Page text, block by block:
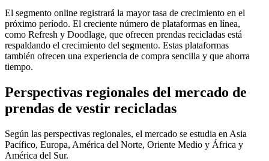
El segmento online registrará la mayor tasa de crecimiento en el
próximo período. El creciente número de plataformas en línea,
como Refresh y Doodlage, que ofrecen prendas recicladas está
respaldando el crecimiento del segmento. Estas plataformas
también ofrecen una experiencia de compra sencilla y que ahorra
tiempo.
Perspectivas regionales del mercado de
prendas de vestir recicladas
Según las perspectivas regionales, el mercado se estudia en Asia
Pacífico, Europa, América del Norte, Oriente Medio y África y
América del Sur.